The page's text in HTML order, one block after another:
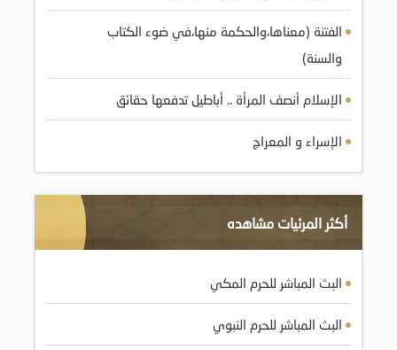
الفتنة (معناها،والحكمة منها،في ضوء الكتاب
والسنة)
الإسلام أنصف المرأة .. أباطيل تدفعها حقائق
الإسراء و المعراج
أكثر المرئيات مشاهده
البث المباشر للحرم المكي
البث المباشر للحرم النبوي